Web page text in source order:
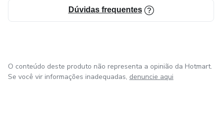
Dúvidas frequentes
O conteúdo deste produto não representa a opinião da Hotmart.
Se você vir informações inadequadas, denuncie aqui